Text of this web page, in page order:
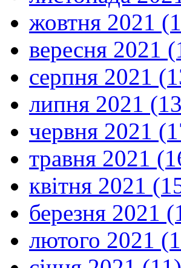
жовтня 2021
вересня 2021
серпня 2021
липня 2021
червня 2021
травня 2021
квітня 2021
березня 2021
лютого 2021